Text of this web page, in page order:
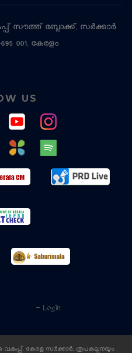
സൗത്ത് ബ്ലോക്ക്, സര്‍ക്കാര്‍
001, കേരളം
US
- Login
കേരള സര്‍ക്കാര്‍. രൂപകല്പനയും